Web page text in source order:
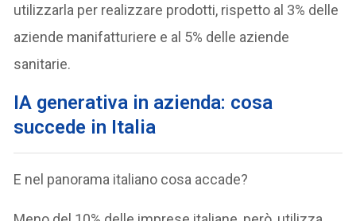
utilizzarla per realizzare prodotti, rispetto al 3% delle
aziende manifatturiere e al 5% delle aziende
sanitarie.
IA generativa in azienda: cosa
succede in Italia
E nel panorama italiano cosa accade?